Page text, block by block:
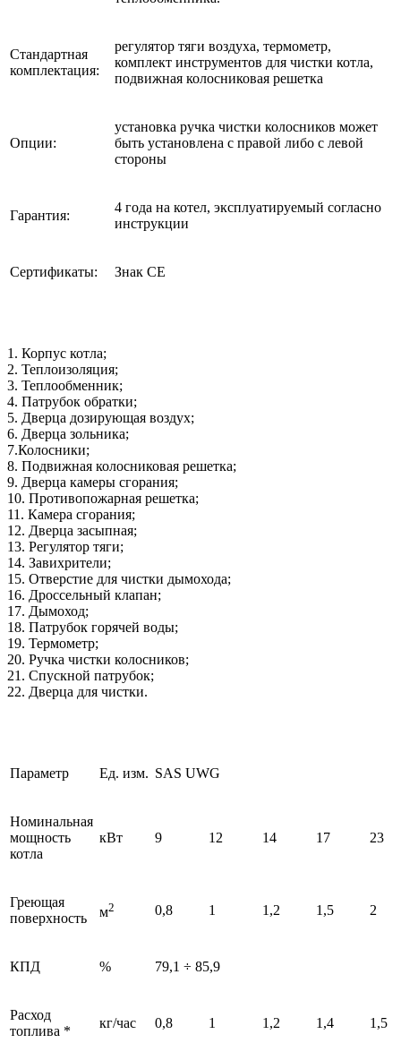
Стандартная
комплектация:
регулятор тяги воздуха, термометр,
комплект инструментов для чистки котла,
подвижная колосниковая решетка
Опции:
установка ручка чистки колосников может
быть установлена с правой либо с левой
стороны
Гарантия:
4 года на котел, эксплуатируемый согласно
инструкции
Сертификаты: Знак СЕ
1. Корпус котла;
2. Теплоизоляция;
3. Теплообменник;
4. Патрубок обратки;
5. Дверца дозирующая воздух;
6. Дверца зольника;
7.Колосники;
8. Подвижная колосниковая решетка;
9. Дверца камеры сгорания;
10. Противопожарная решетка;
11. Камера сгорания;
12. Дверца засыпная;
13. Регулятор тяги;
14. Завихрители;
15. Отверстие для чистки дымохода;
16. Дроссельный клапан;
17. Дымоход;
18. Патрубок горячей воды;
19. Термометр;
20. Ручка чистки колосников;
21. Спускной патрубок;
22. Дверца для чистки.
Параметр Ед. изм. SAS UWG
Номинальная
мощность
котла
кВт 9 12 14 17 23
Греющая
поверхность
м2 0,8 1 1,2 1,5 2
КПД % 79,1 ÷ 85,9
Расход
топлива *
кг/час 0,8 1 1,2 1,4 1,5